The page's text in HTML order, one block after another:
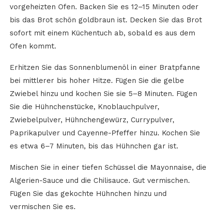
vorgeheizten Ofen. Backen Sie es 12–15 Minuten oder
bis das Brot schön goldbraun ist. Decken Sie das Brot
sofort mit einem Küchentuch ab, sobald es aus dem
Ofen kommt.
Erhitzen Sie das Sonnenblumenöl in einer Bratpfanne
bei mittlerer bis hoher Hitze. Fügen Sie die gelbe
Zwiebel hinzu und kochen Sie sie 5–8 Minuten. Fügen
Sie die Hühnchenstücke, Knoblauchpulver,
Zwiebelpulver, Hühnchengewürz, Currypulver,
Paprikapulver und Cayenne-Pfeffer hinzu. Kochen Sie
es etwa 6–7 Minuten, bis das Hühnchen gar ist.
Mischen Sie in einer tiefen Schüssel die Mayonnaise, die
Algerien-Sauce und die Chilisauce. Gut vermischen.
Fügen Sie das gekochte Hühnchen hinzu und
vermischen Sie es.